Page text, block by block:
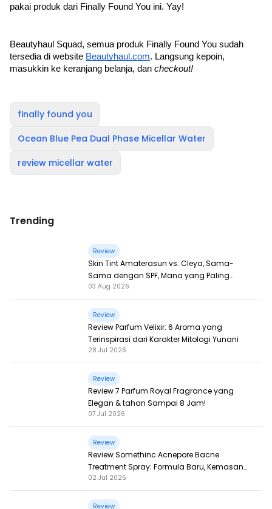
pakai produk dari Finally Found You ini. Yay!
Beautyhaul Squad, semua produk Finally Found You sudah
tersedia di website Beautyhaul.com. Langsung kepoin,
masukkin ke keranjang belanja, dan checkout!
finally found you
Ocean Blue Pea Dual Phase Micellar Water
review micellar water
Trending
Review
Skin Tint Amaterasun vs. Cleya, Sama-
Sama dengan SPF, Mana yang Paling
Nampol?
03 Aug 2026
Review
Review Parfum Velixir: 6 Aroma yang
Terinspirasi dari Karakter Mitologi Yunani
28 Jul 2026
Review
Review 7 Parfum Royal Fragrance yang
Elegan & tahan Sampai 8 Jam!
07 Jul 2026
Review
Review Somethinc Acnepore Bacne
Treatment Spray: Formula Baru, Kemasan
Baru, Makin Ampuh!
02 Jul 2026
Review